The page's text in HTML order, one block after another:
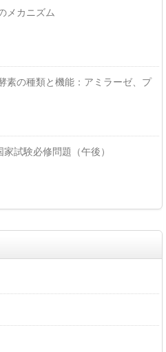
メカニズム
素の種類と機能：アミラーゼ、プ
家試験必修問題（午後）